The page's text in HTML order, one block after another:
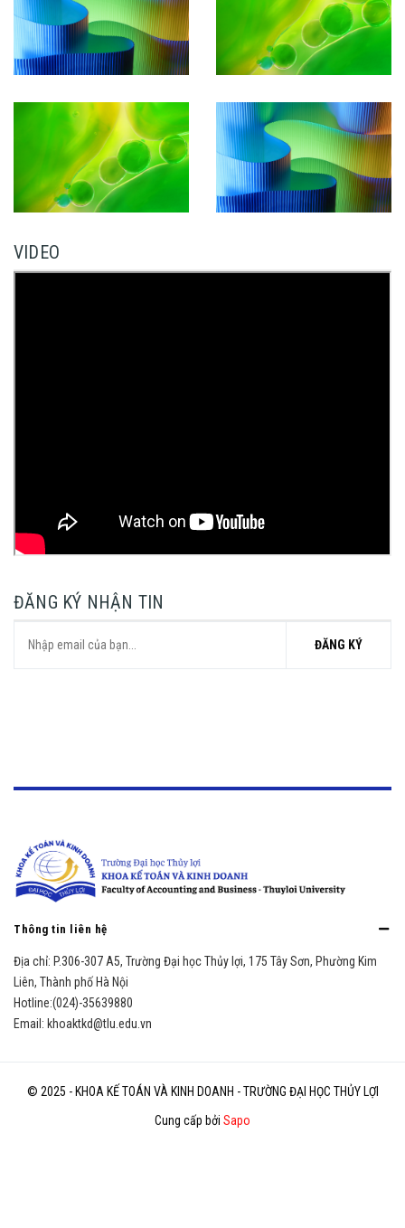
VIDEO
ĐĂNG KÝ NHẬN TIN
ĐĂNG KÝ
Thông tin liên hệ
Địa chỉ: P.306-307 A5, Trường Đại học Thủy lợi, 175 Tây Sơn, Phường Kim
Liên, Thành phố Hà Nội
Hotline:(024)-35639880
Email: khoaktkd@tlu.edu.vn
© 2025 - KHOA KẾ TOÁN VÀ KINH DOANH - TRƯỜNG ĐẠI HỌC THỦY LỢI
Cung cấp bởi Sapo